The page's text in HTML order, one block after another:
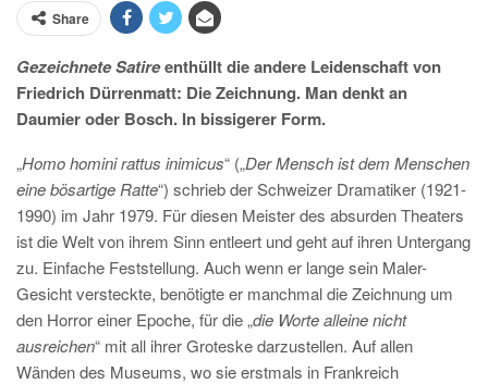
Share
Gezeichnete Satireenthüllt die andere Leidenschaft von
Friedrich Dürrenmatt: Die Zeichnung. Man denkt an
Daumier oder Bosch. In bissigerer Form.
„Homo homini rattus inimicus“ („Der Mensch ist dem Menschen
eine bösartige Ratte“) schrieb der Schweizer Dramatiker (1921-
1990) im Jahr 1979. Für diesen Meister des absurden Theaters
ist die Welt von ihrem Sinn entleert und geht auf ihren Untergang
zu. Einfache Feststellung. Auch wenn er lange sein Maler-
Gesicht versteckte, benötigte er manchmal die Zeichnung um
den Horror einer Epoche, für die „die Worte alleine nicht
ausreichen“ mit all ihrer Groteske darzustellen. Auf allen
Wänden des Museums, wo sie erstmals in Frankreich